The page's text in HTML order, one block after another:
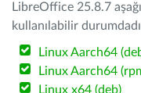
LibreOffice 25.8.7
kullanılabilir
Linux Aarch64
Linux Aarch64
Linux x64 (deb)